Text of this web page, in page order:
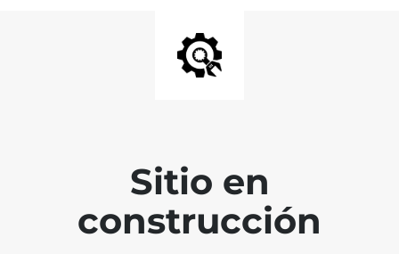
Sitio en
construcción